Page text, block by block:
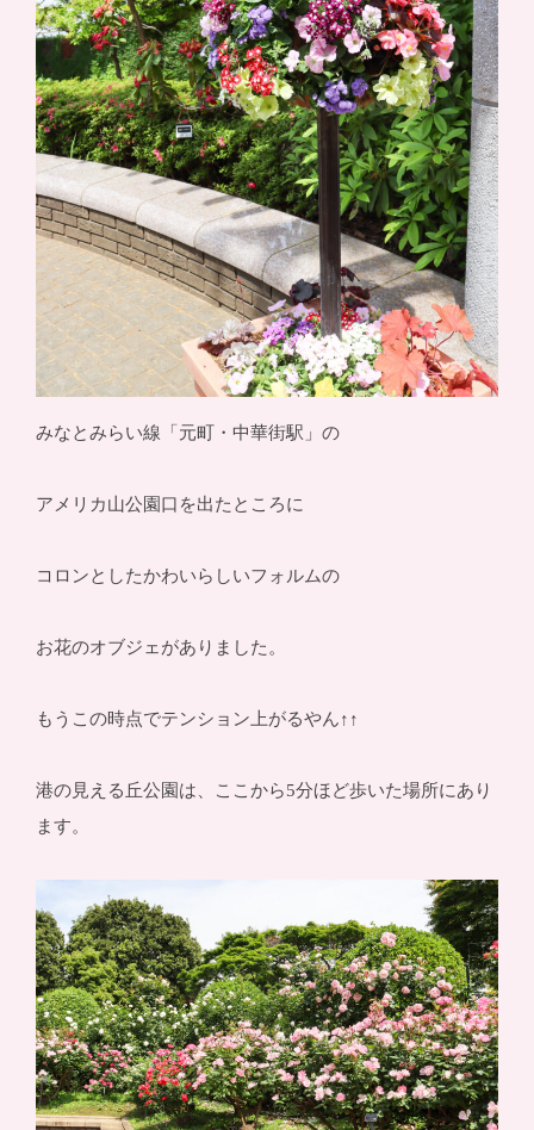
みなとみらい線「元町・中華街駅」の
アメリカ山公園口を出たところに
コロンとしたかわいらしいフォルムの
お花のオブジェがありました。
もうこの時点でテンション上がるやん↑↑
港の見える丘公園は、ここから5分ほど歩いた場所にあり
ます。